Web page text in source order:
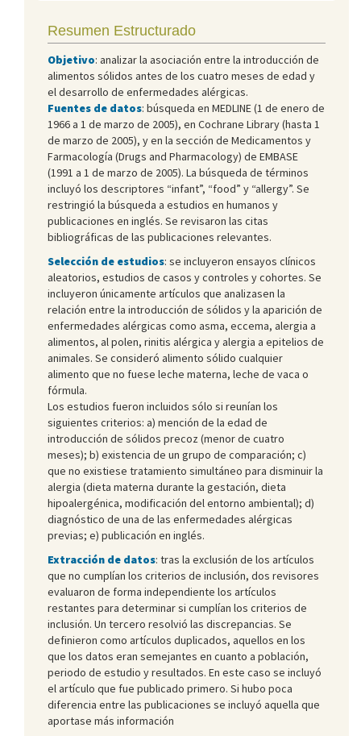
Resumen Estructurado
Objetivo: analizar la asociación entre la introducción de
alimentos sólidos antes de los cuatro meses de edad y
el desarrollo de enfermedades alérgicas.
Fuentes de datos: búsqueda en MEDLINE (1 de enero de
1966 a 1 de marzo de 2005), en Cochrane Library (hasta 1
de marzo de 2005), y en la sección de Medicamentos y
Farmacología (Drugs and Pharmacology) de EMBASE
(1991 a 1 de marzo de 2005). La búsqueda de términos
incluyó los descriptores “infant”, “food” y “allergy”. Se
restringió la búsqueda a estudios en humanos y
publicaciones en inglés. Se revisaron las citas
bibliográficas de las publicaciones relevantes.
Selección de estudios: se incluyeron ensayos clínicos
aleatorios, estudios de casos y controles y cohortes. Se
incluyeron únicamente artículos que analizasen la
relación entre la introducción de sólidos y la aparición de
enfermedades alérgicas como asma, eccema, alergia a
alimentos, al polen, rinitis alérgica y alergia a epitelios de
animales. Se consideró alimento sólido cualquier
alimento que no fuese leche materna, leche de vaca o
fórmula.
Los estudios fueron incluidos sólo si reunían los
siguientes criterios: a) mención de la edad de
introducción de sólidos precoz (menor de cuatro
meses); b) existencia de un grupo de comparación; c)
que no existiese tratamiento simultáneo para disminuir la
alergia (dieta materna durante la gestación, dieta
hipoalergénica, modificación del entorno ambiental); d)
diagnóstico de una de las enfermedades alérgicas
previas; e) publicación en inglés.
Extracción de datos: tras la exclusión de los artículos
que no cumplían los criterios de inclusión, dos revisores
evaluaron de forma independiente los artículos
restantes para determinar si cumplían los criterios de
inclusión. Un tercero resolvió las discrepancias. Se
definieron como artículos duplicados, aquellos en los
que los datos eran semejantes en cuanto a población,
periodo de estudio y resultados. En este caso se incluyó
el artículo que fue publicado primero. Si hubo poca
diferencia entre las publicaciones se incluyó aquella que
aportase más información